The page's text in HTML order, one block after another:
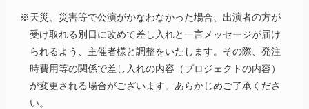
※天災、災害等で公演がかなわなかった場合、出演者の方が
受け取れる別日に改めて差し入れと一言メッセージが届け
られるよう、主催者様と調整をいたします。その際、発注
時費用等の関係で差し入れの内容（プロジェクトの内容）
が変更される場合がございます。あらかじめご了承くださ
い。